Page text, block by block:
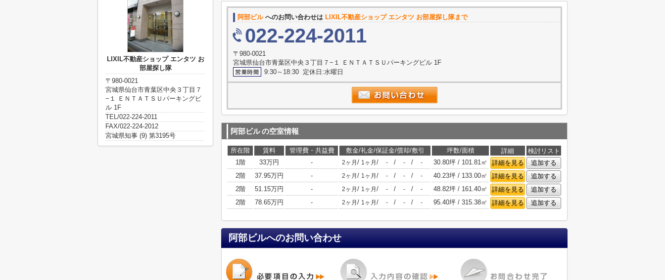
阿部ビルへのお問い合わせは LIXIL不動産ショップ エンタツ お部屋探し隊まで
022-224-2011
〒980-0021
宮城県仙台市青葉区中央３丁目７−１ ＥＮＴＡＴＳＵパーキングビル 1F
9:30～18:30 定休日:水曜日
阿部ビルの空室情報
所在階 賃料 管理費・共益費 敷金/礼金/保証金/償却/敷引 坪数/面積 詳細
検討リスト
1階
33万円 - 2ヶ月 / 1ヶ月 / - / - / - 30.80坪 / 101.81㎡ 詳細を見る
追加する
2階
37.95万円 - 2ヶ月 / 1ヶ月 / - / - / - 40.23坪 / 133.00㎡ 詳細を見る
追加する
2階
51.15万円 - 2ヶ月 / 1ヶ月 / - / - / - 48.82坪 / 161.40㎡ 詳細を見る
追加する
2階
78.65万円 - 2ヶ月 / 1ヶ月 / - / - / - 95.40坪 / 315.38㎡ 詳細を見る 追加する
阿部ビルへのお問い合わせ
LIXIL不動産ショップ エンタツ お
部屋探し隊
〒980-0021
宮城県仙台市青葉区中央３丁目７
−１ ＥＮＴＡＴＳＵパーキングビ
ル 1F
TEL/022-224-2011
FAX/022-224-2012
宮城県知事 (9) 第3195号